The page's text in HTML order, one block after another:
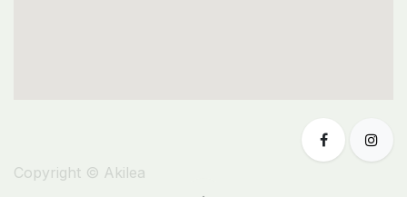
Copyright © Akilea